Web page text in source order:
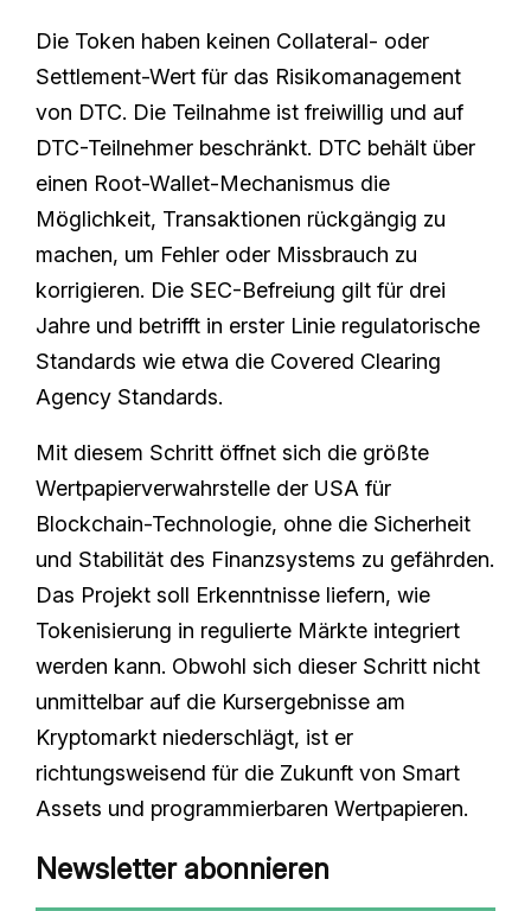
Die Token haben keinen Collateral- oder
Settlement-Wert für das Risikomanagement
von DTC. Die Teilnahme ist freiwillig und auf
DTC-Teilnehmer beschränkt. DTC behält über
einen Root-Wallet-Mechanismus die
Möglichkeit, Transaktionen rückgängig zu
machen, um Fehler oder Missbrauch zu
korrigieren. Die SEC-Befreiung gilt für drei
Jahre und betrifft in erster Linie regulatorische
Standards wie etwa die Covered Clearing
Agency Standards.
Mit diesem Schritt öffnet sich die größte
Wertpapierverwahrstelle der USA für
Blockchain-Technologie, ohne die Sicherheit
und Stabilität des Finanzsystems zu gefährden.
Das Projekt soll Erkenntnisse liefern, wie
Tokenisierung in regulierte Märkte integriert
werden kann. Obwohl sich dieser Schritt nicht
unmittelbar auf die Kursergebnisse am
Kryptomarkt niederschlägt, ist er
richtungsweisend für die Zukunft von Smart
Assets und programmierbaren Wertpapieren.
Newsletter abonnieren